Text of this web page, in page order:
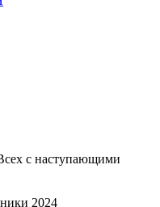
с наступающими